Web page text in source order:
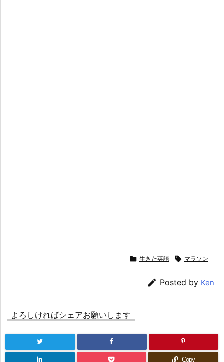
 生きた英語  マラソン
 Posted by Ken
よろしければシェアお願いします
Copy